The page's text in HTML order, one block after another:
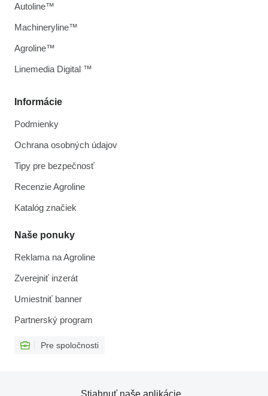
Informácie
Podmienky
Ochrana osobných údajov
Tipy pre bezpečnosť
Recenzie Agroline
Katalóg značiek
Naše ponuky
Reklama na Agroline
Zverejniť inzerát
Umiestniť banner
Partnerský program
Pre spoločnosti
Autoline™
Machineryline™
Agroline™
Linemedia Digital ™
Stiahnuť naše aplikácie